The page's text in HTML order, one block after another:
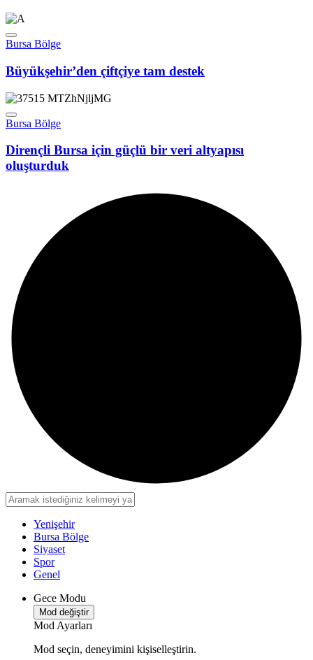
Bursa Bölge
Büyükşehir’den çiftçiye tam destek
Bursa Bölge
Dirençli Bursa için güçlü bir veri altyapısı
oluşturduk
Yenişehir
Bursa Bölge
Siyaset
Spor
Genel
Gece Modu
Mod değiştir
Mod Ayarları
Mod seçin, deneyimini kişiselleştirin.